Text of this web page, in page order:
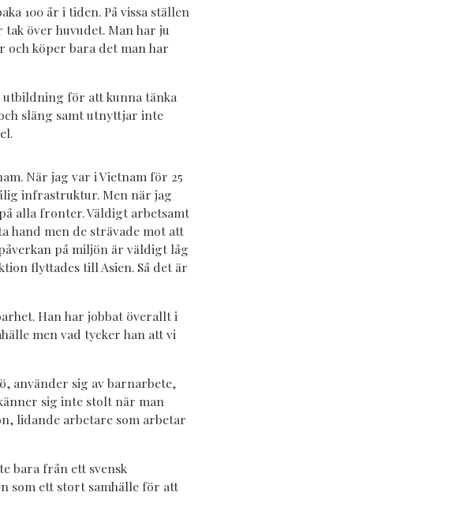
100 år i tiden. På vissa ställen
över huvudet. Man har ju
och köper bara det man har
utbildning för att kunna tänka
släng samt utnyttjar inte
När jag var i Vietnam för 25
infrastruktur. Men när jag
alla fronter. Väldigt arbetsamt
hand men de strävade mot att
på miljön är väldigt låg
flyttades till Asien. Så det är
Han har jobbat överallt i
men vad tycker han att vi
använder sig av barnarbete,
sig inte stolt när man
lidande arbetare som arbetar
bara från ett svensk
som ett stort samhälle för att